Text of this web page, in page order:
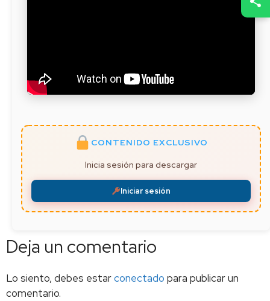
CONTENIDO EXCLUSIVO
Inicia sesión para descargar
Iniciar sesión
Deja un comentario
Lo siento, debes estarconectado para publicar un
comentario.